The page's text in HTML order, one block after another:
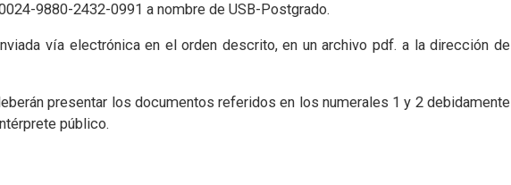
9880-2432-0991 a nombre de USB-Postgrado.
vía electrónica en el orden descrito, en un archivo pdf. a la dirección de
presentar los documentos referidos en los numerales 1 y 2 debidamente
público.